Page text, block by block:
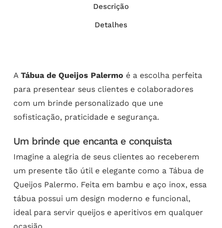
Descrição
Detalhes
A Tábua de Queijos Palermo é a escolha perfeita
para presentear seus clientes e colaboradores
com um brinde personalizado que une
sofisticação, praticidade e segurança.
Um brinde que encanta e conquista
Imagine a alegria de seus clientes ao receberem
um presente tão útil e elegante como a Tábua de
Queijos Palermo. Feita em bambu e aço inox, essa
tábua possui um design moderno e funcional,
ideal para servir queijos e aperitivos em qualquer